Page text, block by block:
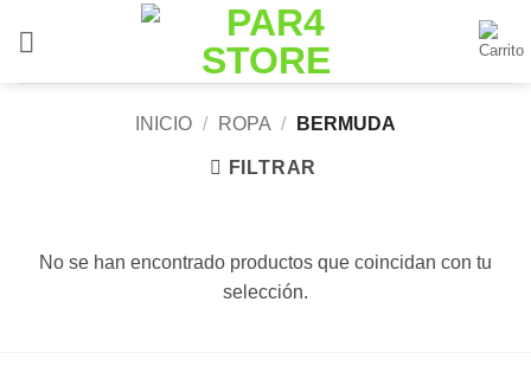
INICIO / ROPA / BERMUDA
FILTRAR
No se han encontrado productos que coincidan con tu
selección.